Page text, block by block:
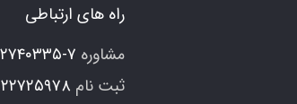
راه های ارتباطی
مشاوره ۷-۲۲۷۴۰۳۳۵
ثبت نام ۲۲۷۲۵۹۷۸